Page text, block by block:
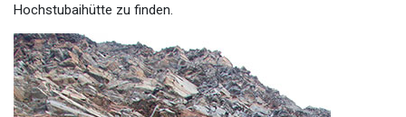
Hochstubaihütte zu finden.